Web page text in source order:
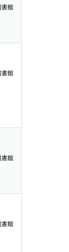
書館
書館
書館
書館